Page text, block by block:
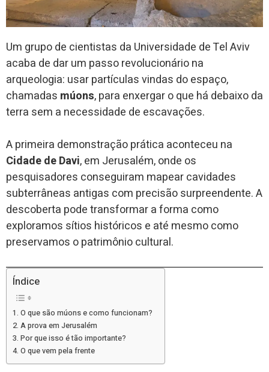
Um grupo de cientistas da Universidade de Tel Aviv
acaba de dar um passo revolucionário na
arqueologia: usar partículas vindas do espaço,
chamadas múons, para enxergar o que há debaixo da
terra sem a necessidade de escavações.
A primeira demonstração prática aconteceu na
Cidade de Davi, em Jerusalém, onde os
pesquisadores conseguiram mapear cavidades
subterrâneas antigas com precisão surpreendente. A
descoberta pode transformar a forma como
exploramos sítios históricos e até mesmo como
preservamos o patrimônio cultural.
Índice
O que são múons e como funcionam?
A prova em Jerusalém
Por que isso é tão importante?
O que vem pela frente